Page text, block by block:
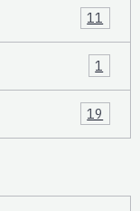
11
1
19